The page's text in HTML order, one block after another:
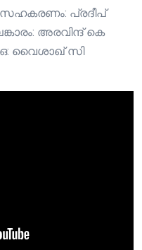
സഹകരണം: പ്രദീപ്
അരവിന്ദ് കെ
ഒ: വൈശാഖ് സി